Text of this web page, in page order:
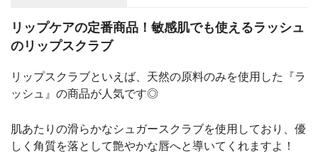
リップケアの定番商品！敏感肌でも使えるラッシュ
のリップスクラブ
リップスクラブといえば、天然の原料のみを使用した『ラ
ッシュ』の商品が人気です◎
肌あたりの滑らかなシュガースクラブを使用しており、優
しく角質を落として艶やかな唇へと導いてくれますよ！